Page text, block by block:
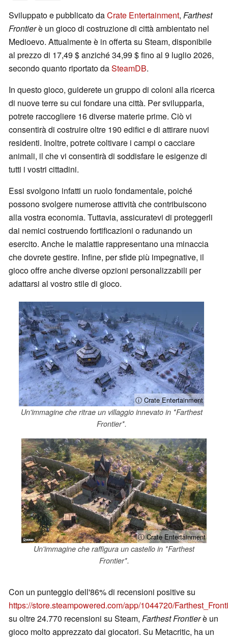
Sviluppato e pubblicato daCrate Entertainment, Farthest
Frontierè un gioco di costruzione di città ambientato nel
Medioevo. Attualmente è in offerta su Steam, disponibile
al prezzo di 17,49 $ anziché 34,99 $ fino al 9 luglio 2026,
secondo quanto riportato daSteamDB.
In questo gioco, guiderete un gruppo di coloni alla ricerca
di nuove terre su cui fondare una città. Per svilupparla,
potrete raccogliere 16 diverse materie prime. Ciò vi
consentirà di costruire oltre 190 edifici e di attirare nuovi
residenti. Inoltre, potrete coltivare i campi o cacciare
animali, il che vi consentirà di soddisfare le esigenze di
tutti i vostri cittadini.
Essi svolgono infatti un ruolo fondamentale, poiché
possono svolgere numerose attività che contribuiscono
alla vostra economia. Tuttavia, assicuratevi di proteggerli
dai nemici costruendo fortificazioni o radunando un
esercito. Anche le malattie rappresentano una minaccia
che dovrete gestire. Infine, per sfide più impegnative, il
gioco offre anche diverse opzioni personalizzabili per
adattarsi al vostro stile di gioco.
ⓘ Crate Entertainment
Un'immagine che ritrae un villaggio innevato in *Farthest
Frontier*.
ⓘ Crate Entertainment
Un'immagine che raffigura un castello in *Farthest
Frontier*.
Con un punteggio dell'86% di recensioni positive su
https://store.steampowered.com/app/1044720/
su oltre 24.770 recensioni su Steam, Farthest Frontierè un
gioco molto apprezzato dai giocatori. Su Metacritic, ha un